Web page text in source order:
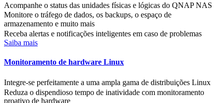
Acompanhe o status das unidades físicas e lógicas do QNAP NAS
Monitore o tráfego de dados, os backups, o espaço de
armazenamento e muito mais
Receba alertas e notificações inteligentes em caso de problemas
Saiba mais
Monitoramento de hardware Linux
Integre-se perfeitamente a uma ampla gama de distribuições Linux
Reduza o dispendioso tempo de inatividade com monitoramento
proativo de hardware